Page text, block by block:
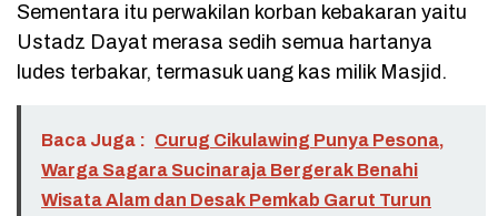
Sementara itu perwakilan korban kebakaran yaitu
Ustadz Dayat merasa sedih semua hartanya
ludes terbakar, termasuk uang kas milik Masjid.
Baca Juga : Curug Cikulawing Punya Pesona,
Warga Sagara Sucinaraja Bergerak Benahi
Wisata Alam dan Desak Pemkab Garut Turun